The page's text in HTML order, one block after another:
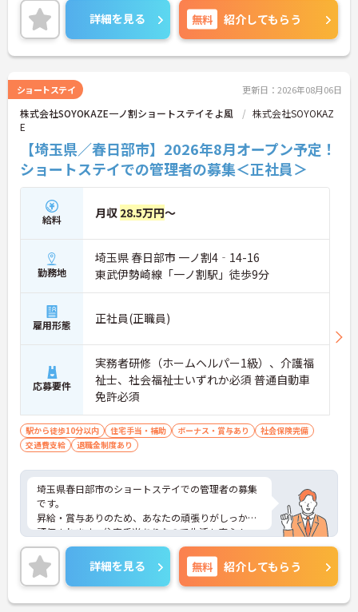
ャリアを描ける職場です】
・時短勤務からフルタイム、さらには管理者へのス
テップアップまで、ライフステージに合わせた働き
おり、自分らしいスタイルを大切にできる環境で
す。
理なく働くことが可能です。日々の頑張りやチーム
ワークは賞与とは別に支給される特別報酬としてし
っかり還元されるため、高いモチベーションを維持
しながら業務に取り組めます。残業は少なく、月9日
されており、プライベートの時間を大切にできる環
境です。定年65歳以降も再雇用制度により70歳まで
勤務可能であり、退職金制度も完備されているな
です。入社後はOJTによる丁寧なフォロー体制があ
り、資格取得支援制度も活用しながら更なるスキル
アップを目指せます。
★おすすめPOINT★
【賞与とは別に特別報酬が支給され、収入アップが
期待できます】
・日々の施設運営への貢献やチームワークが多角的
に評価されるため、目に見える形で還元されます。
・努力がダイレクトに評価へつながる制度により、
仕事へのモチベーションを高めながら働けます。
業務に取り組める体制です】
・毎朝スタッフ全員でミーティングを行い、お客様
の体調や業務連絡を細やかに共有する仕組みがあり
・多職種連携で職種を超えて相談しやすい雰囲気の
もと、困った時もすぐにお互いをフォローし合えま
【残業が少なく独自の休暇制度も完備され、長期的
に安定して働ける環境です】
得できることで、心身の疲労をしっかり回復できま
す。
・定年65歳以降も再雇用制度で70歳まで勤務可能で
あり、退職金制度も備わって無理なく長く続けられ
ます。
【一人ひとりの個性や希望を尊重し、自分らしくキ
ャリアを描ける職場です】
・時短勤務からフルタイム、さらには管理者へのス
テップアップまで、ライフステージに合わせた働き
詳細を見る 無料 紹介してもらう
ショートステイ 更新日：2026年08月06日
株式会社SOYOKAZE一ノ割ショートステイそよ風
株式会社SOYOKAZ
E
【埼玉県／春日部市】2026年8月オープン予定！
ショートステイでの管理者の募集＜正社員＞
給料 月収 28.5万円～
勤務地
埼玉県 春日部市 一ノ割4‐14-16
東武伊勢崎線「一ノ割駅」徒歩9分
雇用形態 正社員(正職員)
応募要件
実務者研修（ホームヘルパー1級）、介護福
祉士、社会福祉士いずれか必須 普通自動車
免許必須
駅から徒歩10分以内 住宅手当・補助 ボーナス・賞与あり
社会保険完備
交通費支給
退職金制度あり
埼玉県春日部市のショートステイでの管理者の募集
です。
昇給・賞与ありのため、あなたの頑張りがしっかり
評価されます。住宅手当ありなので生活も安心！
ご興味のある方は、面接のポイントをお伝えします
のでお気軽にお問い合せください。
詳細を見る 無料 紹介してもらう